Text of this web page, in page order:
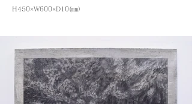
H450×W600×D10(㎜）